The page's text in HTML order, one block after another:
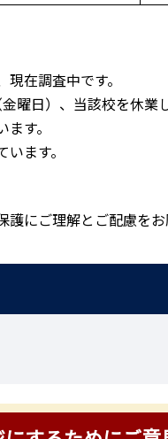
在調査中です。
曜日）、当該校を休業
す。
ます。
にご理解とご配慮をお